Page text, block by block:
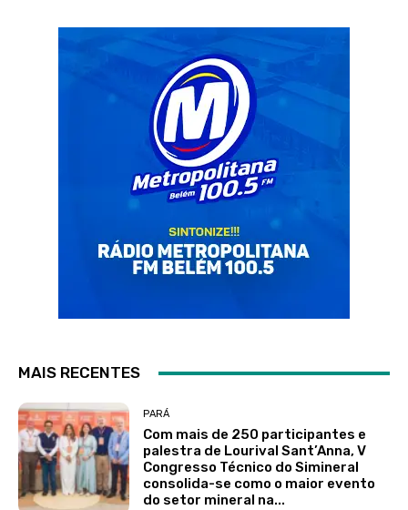
MAIS RECENTES
PARÁ
Com mais de 250 participantes e
palestra de Lourival Sant’Anna, V
Congresso Técnico do Simineral
consolida-se como o maior evento
do setor mineral na...